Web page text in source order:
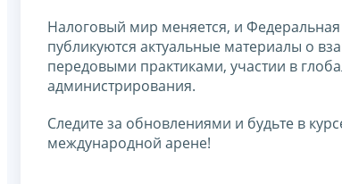
Налоговый мир меняется, и Федеральная
публикуются актуальные материалы о
передовыми практиками, участии в
администрирования.
Следите за обновлениями и будьте в
международной арене!